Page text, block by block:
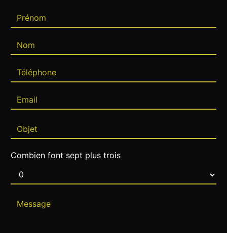
Combien font sept plus trois